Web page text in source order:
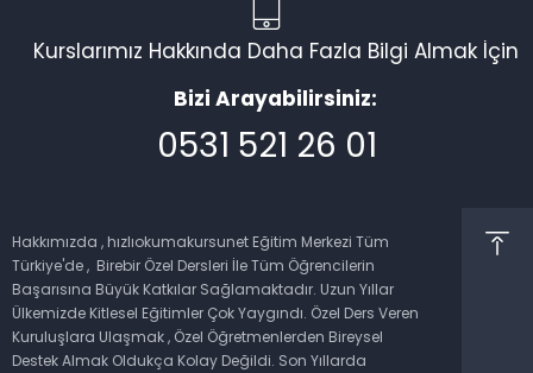
Kurslarımız Hakkında Daha Fazla Bilgi Almak İçin
Bizi Arayabilirsiniz:
0531 521 26 01
Hakkımızda , hızlıokumakursunet Eğitim Merkezi Tüm
Türkiye'de , Birebir Özel Dersleri İle Tüm Öğrencilerin
Başarısına Büyük Katkılar Sağlamaktadır. Uzun Yıllar
Ülkemizde Kitlesel Eğitimler Çok Yaygındı. Özel Ders Veren
Kuruluşlara Ulaşmak , Özel Öğretmenlerden Bireysel
Destek Almak Oldukça Kolay Değildi. Son Yıllarda
Cevap Yaz